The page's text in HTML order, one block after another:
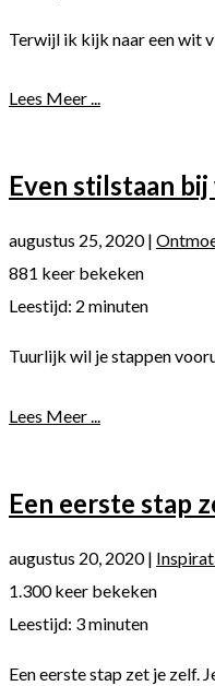
Terwijl ik kijk naar een wit
Lees Meer ...
Even stilstaan
augustus 25, 2020|
881 keer bekeken
Leestijd: 2 minuten
Tuurlijk wil je stappen
Lees Meer ...
Een eerste stap
augustus 20, 2020|
1.300 keer bekeken
Leestijd: 3minuten
Een eerste stap zet je zelf.